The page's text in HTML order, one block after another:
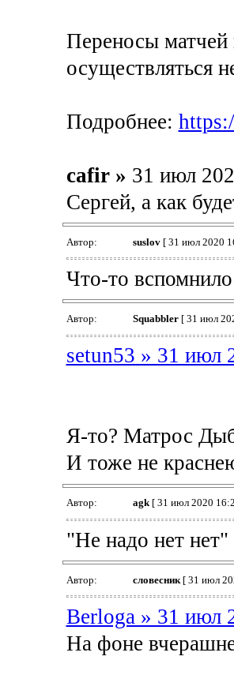
Переносы матчей
осуществляться
Подробнее:
cafir » 31 июл
Сергей, а как
Автор: suslov[ 31 июл 2020
Что-то
Автор: Squabbler[ 31 июл
setun53 » 31 июл
Я-то? Матрос
И тоже не
Автор: agk[ 31 июл 2020
"Не надо нет нет"
Автор: словесник[ 31 июл
Berloga » 31 июл
На фоне